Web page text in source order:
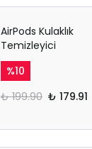
AirPods Kulaklık
Temizleyici
%10
₺ 199.90 ₺ 179.91